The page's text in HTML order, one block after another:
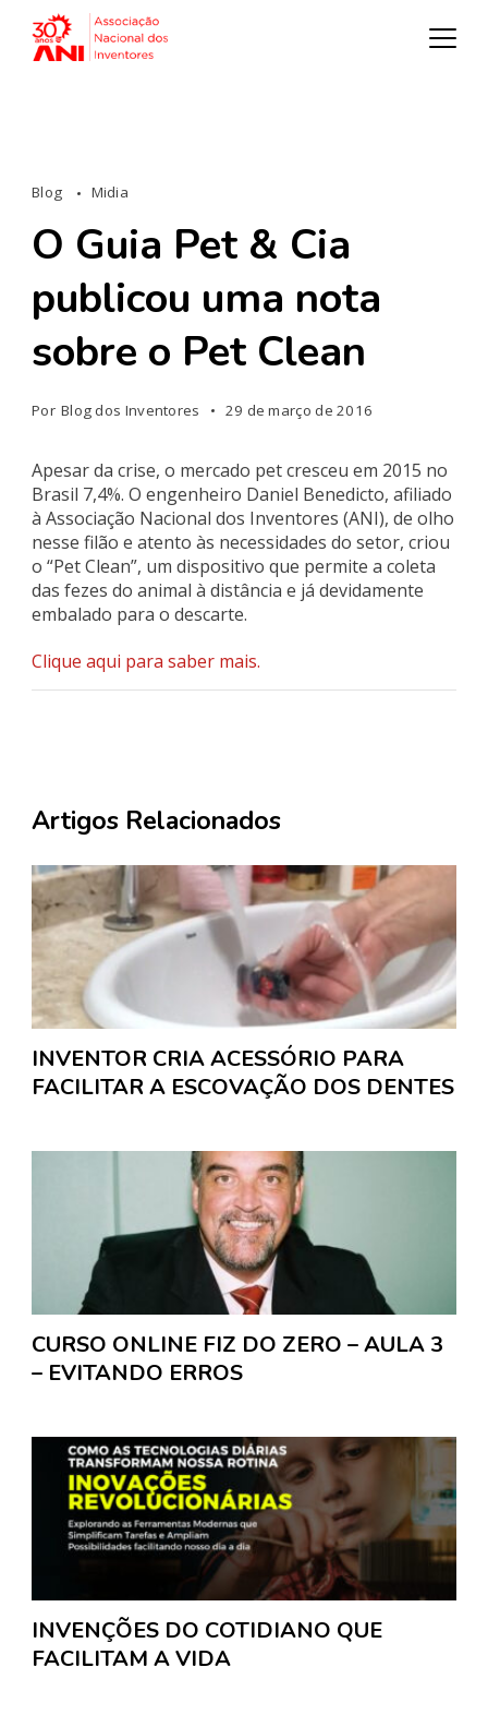
Blog Midia
O Guia Pet & Cia
publicou uma nota
sobre o Pet Clean
Por Blog dos Inventores 29 de março de 2016
Apesar da crise, o mercado pet cresceu em 2015 no
Brasil 7,4%. O engenheiro Daniel Benedicto, afiliado
à Associação Nacional dos Inventores (ANI), de olho
nesse filão e atento às necessidades do setor, criou
o “Pet Clean”, um dispositivo que permite a coleta
das fezes do animal à distância e já devidamente
embalado para o descarte.
Clique aqui para saber mais.
Artigos Relacionados
INVENTOR CRIA ACESSÓRIO PARA
FACILITAR A ESCOVAÇÃO DOS DENTES
CURSO ONLINE FIZ DO ZERO – AULA 3
– EVITANDO ERROS
INVENÇÕES DO COTIDIANO QUE
FACILITAM A VIDA